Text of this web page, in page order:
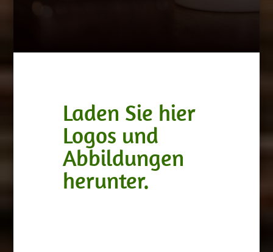
Laden Sie hier
Logos und
Abbildungen
herunter.